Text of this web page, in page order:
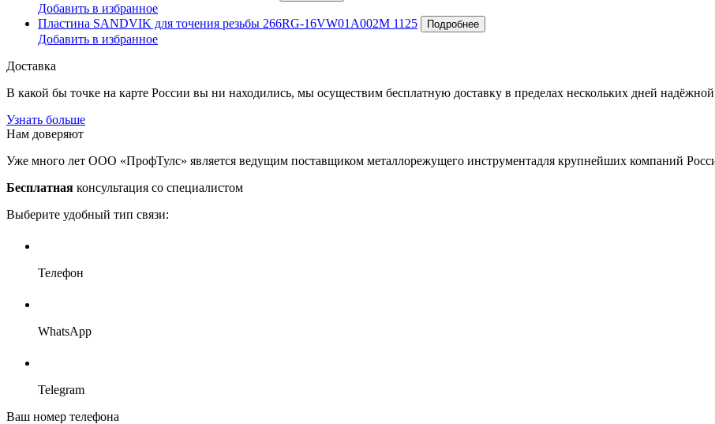
Добавить в избранное
Пластина SANDVIK для точения резьбы 266RG-16VW01A002M 1125
Добавить в избранное
Доставка
В какой бы точке на карте России вы ни находились, мы осуществим бесплатную доставку в пределах нескольких дней
Узнать больше
Нам доверяют
Уже много лет ООО «ПрофТулс» является ведущим поставщиком металлорежущего инструментадля крупнейших компаний
Бесплатная консультация со специалистом
Выберите удобный тип связи:
Телефон
WhatsApp
Telegram
Ваш номер телефона